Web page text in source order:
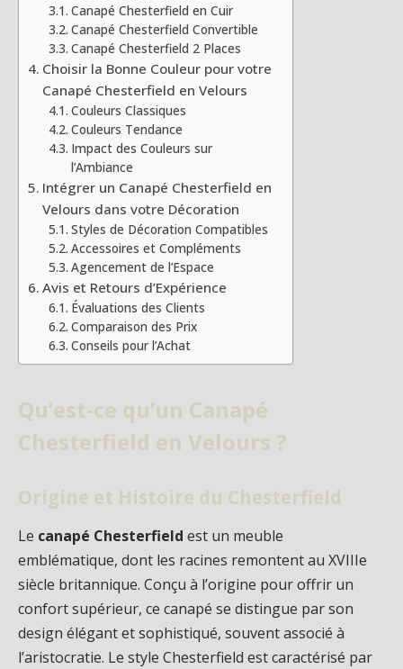
Canapé Chesterfield en Cuir
Canapé Chesterfield Convertible
Canapé Chesterfield 2 Places
Choisir la Bonne Couleur pour votre
Canapé Chesterfield en Velours
Couleurs Classiques
Couleurs Tendance
Impact des Couleurs sur
l’Ambiance
Intégrer un Canapé Chesterfield en
Velours dans votre Décoration
Styles de Décoration Compatibles
Accessoires et Compléments
Agencement de l’Espace
Avis et Retours d’Expérience
Évaluations des Clients
Comparaison des Prix
Conseils pour l’Achat
Qu’est-ce qu’un Canapé
Chesterfield en Velours ?
Origine et Histoire du Chesterfield
Le canapé Chesterfield est un meuble
emblématique, dont les racines remontent au XVIIIe
siècle britannique. Conçu à l’origine pour offrir un
confort supérieur, ce canapé se distingue par son
design élégant et sophistiqué, souvent associé à
l’aristocratie. Le style Chesterfield est caractérisé par